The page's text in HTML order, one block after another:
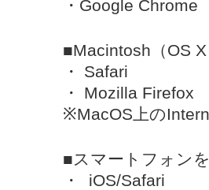
・Google Chrome
■Macintosh（OS
・ Safari
・ Mozilla Firefox
※MacOS上の
■スマートフォン
・ iOS/Safari